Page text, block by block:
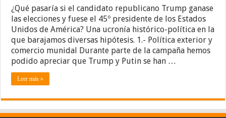
si
gana
Trump?
¿Qué pasaría si el candidato republicano Trump ganase
las elecciones y fuese el 45º presidente de los Estados
Unidos de América? Una ucronía histórico-política en la
que barajamos diversas hipótesis. 1.- Política exterior y
comercio munidal Durante parte de la campaña hemos
podido apreciar que Trump y Putin se han …
Leer más »